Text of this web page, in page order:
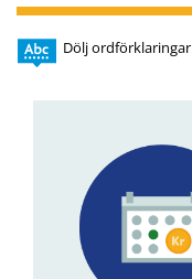
Dölj ordförklaringar